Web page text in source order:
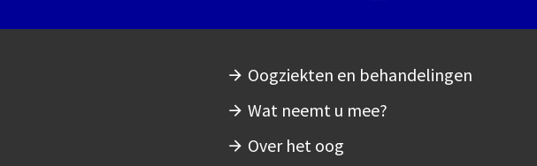
Hoofdnavigatie
Oogziekten en behandelingen
Wat neemt u mee?
Over het oog